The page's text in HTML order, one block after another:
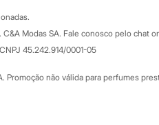
Modas SA. Fale conosco pelo chat
45.242.914/0001-05
não válida para perfumes